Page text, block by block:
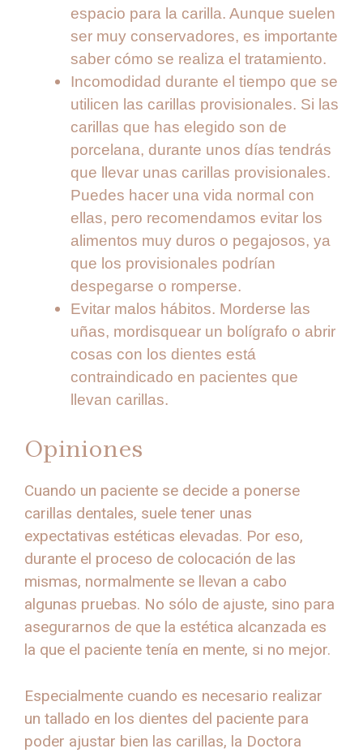
espacio para la carilla. Aunque suelen
ser muy conservadores, es importante
saber cómo se realiza el tratamiento.
Incomodidad durante el tiempo que se
utilicen las carillas provisionales. Si las
carillas que has elegido son de
porcelana, durante unos días tendrás
que llevar unas carillas provisionales.
Puedes hacer una vida normal con
ellas, pero recomendamos evitar los
alimentos muy duros o pegajosos, ya
que los provisionales podrían
despegarse o romperse.
Evitar malos hábitos. Morderse las
uñas, mordisquear un bolígrafo o abrir
cosas con los dientes está
contraindicado en pacientes que
llevan carillas.
Opiniones
Cuando un paciente se decide a ponerse
carillas dentales, suele tener unas
expectativas estéticas elevadas. Por eso,
durante el proceso de colocación de las
mismas, normalmente se llevan a cabo
algunas pruebas. No sólo de ajuste, sino para
asegurarnos de que la estética alcanzada es
la que el paciente tenía en mente, si no mejor.
Especialmente cuando es necesario realizar
un tallado en los dientes del paciente para
poder ajustar bien las carillas, la Doctora